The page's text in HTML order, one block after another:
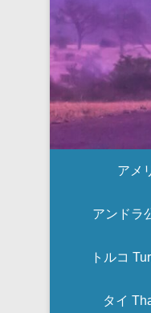
アメ
アンドラ
トルコ
タイ